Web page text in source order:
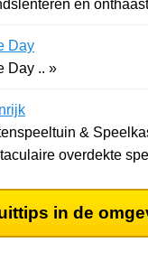
en
Day
Day .. »
&
overdekte
in de